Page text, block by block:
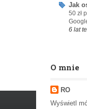
Jak
50 zł
6 lat
O mnie
RO
Wyświetl